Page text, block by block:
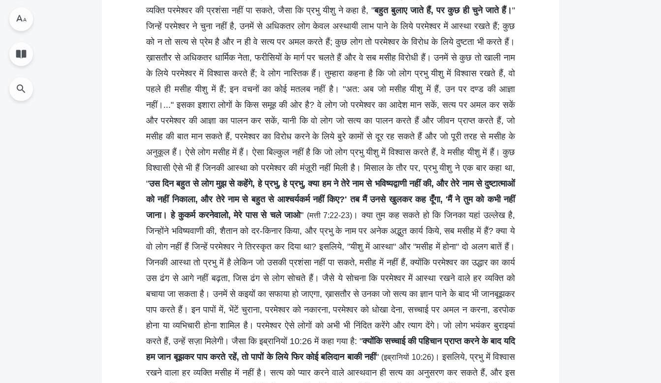
व्यक्ति परमेश्वर की प्रशंसा नहीं पा सकते, जैसा कि प्रभु यीशु ने कहा है, "बहुत बुलाए जाते हैं, पर कुछ ही चुने जाते हैं।"
जिन्हें परमेश्वर ने चुना नहीं है, उनमें से अधिकतर लोग केवल अस्थायी लाभ पाने के लिये परमेश्वर में आस्था रखते हैं; कुछ
को न तो सत्य से प्रेम है और न ही वे सत्य पर अमल करते हैं; कुछ लोग तो परमेश्वर के विरोध के लिये दुष्टता भी करते हैं।
ख़ासतौर से अधिकतर धार्मिक नेता, फरीसियों के मार्ग पर चलते हैं और वे सब मसीह विरोधी हैं। उनमें से कुछ तो खाली नाम
के लिये परमेश्वर में विश्वास करते हैं; वे लोग नास्तिक हैं। तुम्हारा कहना है कि जो लोग प्रभु यीशु में विश्वास रखते हैं, वो
पहले ही मसीह यीशु में हैं; इन वचनों का कोई मतलब नहीं है। "अत: अब जो मसीह यीशु में हैं, उन पर दण्ड की आज्ञा
नहीं।..." इसका इशारा लोगों के किस समूह की ओर है? वे लोग जो परमेश्वर का आदेश मान सकें, सत्‍य पर अमल कर सकें
और परमेश्वर की आज्ञा का पालन कर सकें, यानी कि वो लोग जो सत्‍य का पालन करते हैं और जीवन प्राप्त करते हैं, जो
मसीह की बात मान सकते हैं, परमेश्वर का विरोध करने के लिये बुरे कामों से दूर रह सकते हैं और जो पूरी तरह से मसीह के
अनुकूल हैं। ऐसे लोग मसीह में हैं। ऐसा बिल्कुल नहीं है कि जो लोग प्रभु यीशु में विश्वास करते हैं, वे मसीह यीशु में हैं। कुछ
विश्वासी ऐसे भी हैं जिनकी आस्था को परमेश्‍वर की मंज़ूरी नहीं मिली है। मिसाल के तौर पर, प्रभु यीशु ने एक बार कहा था,
"उस दिन बहुत से लोग मुझ से कहेंगे, हे प्रभु, हे प्रभु, क्या हम ने तेरे नाम से भविष्यद्वाणी नहीं की, और तेरे नाम से दुष्‍टात्माओं
को नहीं निकाला, और तेरे नाम से बहुत से आश्‍चर्यकर्म नहीं किए?' तब मैं उनसे खुलकर कह दूँगा, 'मैं ने तुम को कभी नहीं
जाना। हे कुकर्म करनेवालो, मेरे पास से चले जाओ" (मत्ती 7:22-23) । क्या तुम कह सकते हो कि जिनका यहां उल्लेख है,
जिन्होंने भविष्यवाणी की, शैतान को दर-किनार किया, और प्रभु के नाम पर अनेक अद्भुत कार्य किये, सब मसीह में हैं? क्या ये
वो लोग नहीं हैं जिन्हें परमेश्वर ने तिरस्कृत कर दिया था? इसलिये, "यीशु में आस्था" और "मसीह में होना" दो अलग बातें हैं।
जिनकी आस्था तो प्रभु में है लेकिन जो उसकी प्रशंसा नहीं पा सकते, मसीह में नहीं हैं, क्योंकि परमेश्वर का उद्धार का कार्य
उस ढंग से आगे नहीं बढ़ता, जिस ढंग से लोग सोचते हैं। जैसे ये सोचना कि परमेश्वर में आस्था रखने वाले हर व्यक्ति को
बचाया जा सकता है। उनमें से कइयों का सफाया हो जाएगा, ख़ासतौर से उनका जो सत्य का ज्ञान पाने के बाद भी जानबूझकर
पाप करते हैं। इन पापों में, भेंटें चुराना, परमेश्वर को नकारना, परमेश्वर को धोखा देना, सच्चाई पर अमल न करना, डरपोक
होना या व्यभिचारी होना शामिल है। परमेश्वर ऐसे लोगों को अभी भी निंदित करेंगे और त्याग देंगे। जो लोग भयंकर बुराइयां
करते हैं, उन्हें सज़ा मिलेगी। जैसा कि इब्रानियों 10:26 में कहा गया है: "क्योंकि सच्‍चाई की पहिचान प्राप्‍त करने के बाद यदि
हम जान बूझकर पाप करते रहें, तो पापों के लिये फिर कोई बलिदान बाकी नहीं" (इब्रानियों 10:26)। इसलिये, प्रभु में विश्वास
रखने वाला हर व्यक्ति मसीह में नहीं है। सत्‍य को प्यार करने वाले आस्थवान ही सत्‍य का अनुसरण कर सकते हैं, और इस